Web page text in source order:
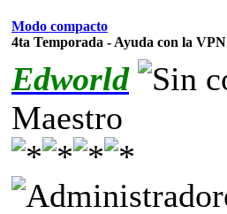
Modo compacto
4ta Temporada - Ayuda con la VPN
Edworld
Maestro